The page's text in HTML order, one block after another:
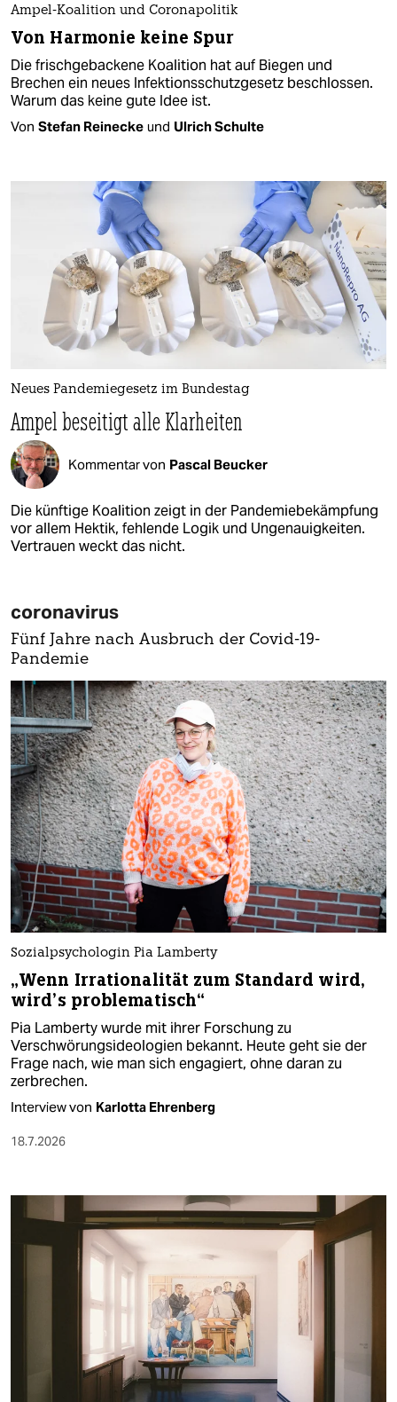
Ampel-Koalition und Coronapolitik
Von Harmonie keine Spur
Die frischgebackene Koalition hat auf Biegen und
Brechen ein neues Infektionsschutzgesetz beschlossen.
Warum das keine gute Idee ist.
Von Stefan Reinecke und Ulrich Schulte
Neues Pandemiegesetz im Bundestag
Ampel beseitigt alle Klarheiten
Kommentar von Pascal Beucker
Die künftige Koalition zeigt in der Pandemiebekämpfung
vor allem Hektik, fehlende Logik und Ungenauigkeiten.
Vertrauen weckt das nicht.
coronavirus
Fünf Jahre nach Ausbruch der Covid-19-
Pandemie
Sozialpsychologin Pia Lamberty
„Wenn Irrationalität zum Standard wird,
wird’s problematisch“
Pia Lamberty wurde mit ihrer Forschung zu
Verschwörungsideologien bekannt. Heute geht sie der
Frage nach, wie man sich engagiert, ohne daran zu
zerbrechen.
Interview von Karlotta Ehrenberg
18.7.2026